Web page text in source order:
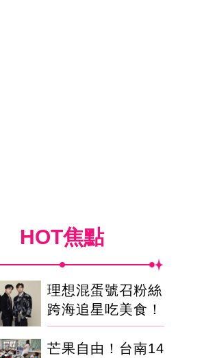
HOT焦點
理想混蛋號召粉絲
跨海追星吃美食！
芒果自由！台南14